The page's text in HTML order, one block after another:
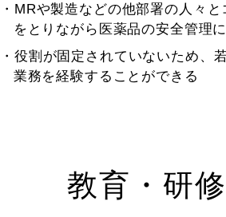
MRや製造などの他部署の人々
をとりながら医薬品の安全管理
役割が固定されていないため、
業務を経験することができる
教育・研